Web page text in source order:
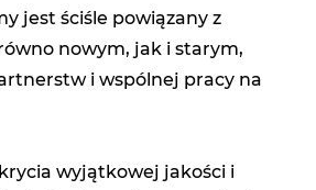
jest ściśle powiązany z
nowym, jak i starym,
i wspólnej pracy na
wyjątkowej jakości i